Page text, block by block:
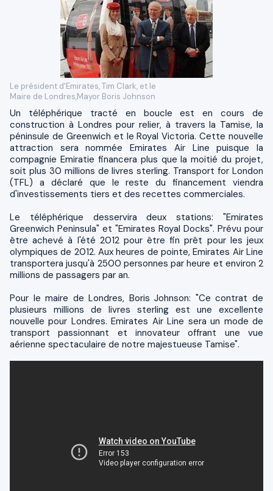
Le président d'Emirates, Tim Clark, et le
Maire de Londres,Mayor Boris Johnson
Un téléphérique tracté en boucle est en cours de
construction à Londres pour relier, à travers la Tamise, la
péninsule de Greenwich et le Royal Victoria. Cette nouvelle
attraction sera nommée Emirates Air Line puisque la
compagnie Emiratie financera plus que la moitié du projet,
soit plus 30 millions de livres sterling. Transport for London
(TFL) a déclaré que le reste du financement viendra
d'investissements tiers et des recettes commerciales.
Le téléphérique desservira deux stations: "Emirates
Greenwich Peninsula" et "Emirates Royal Docks". Prévu pour
être achevé à l'été 2012 pour être fin prêt pour les jeux
olympiques de 2012. Aux heures de pointe, Emirates Air Line
transportera jusqu'à 2500 personnes par heure et environ 2
millions de passagers par an.
Pour le maire de Londres, Boris Johnson: "Ce contrat de
plusieurs millions de livres sterling est une excellente
nouvelle pour Londres. Emirates Air Line sera un mode de
transport passionnant et innovateur offrant une vue
aérienne spectaculaire de notre majestueuse Tamise".